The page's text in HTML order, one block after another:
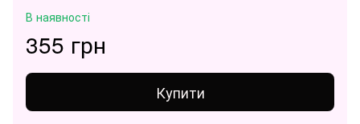
В наявності
355 грн
Купити